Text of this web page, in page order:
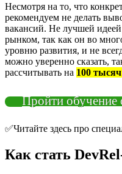
Несмотря на то, что
рекомендуем не делать
вакансий. Не лучшей
рынком, так как он во
уровню развития, и не
можно уверенно сказать,
рассчитывать на 100
Пройти обучение
✅Читайте здесь про
Как стать